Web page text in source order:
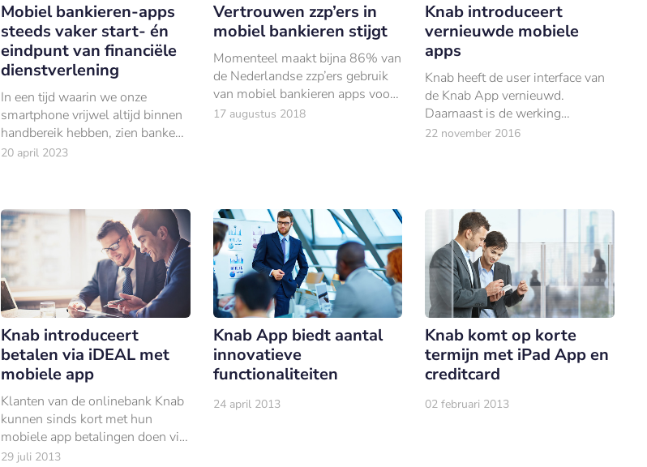
Mobiel bankieren-apps
steeds vaker start- én
eindpunt van financiële
dienstverlening
In een tijd waarin we onze
smartphone vrijwel altijd binnen
handbereik hebben, zien banken
hun mobiele apps als het start-
20 april 2023
Vertrouwen zzp’ers in
mobiel bankieren stijgt
Momenteel maakt bijna 86% van
de Nederlandse zzp’ers gebruik
van mobiel bankieren apps voor
de financiële huishouding.
17 augustus 2018
Knab introduceert
vernieuwde mobiele
apps
Knab heeft de user interface van
de Knab App vernieuwd.
Daarnaast is de werking
geoptimaliseerd en is de
22 november 2016
Knab introduceert
betalen via iDEAL met
mobiele app
Klanten van de onlinebank Knab
kunnen sinds kort met hun
mobiele app betalingen doen via
iDEAL. Knab is hiermee de eerste
29 juli 2013
Knab App biedt aantal
innovatieve
functionaliteiten
24 april 2013
Knab komt op korte
termijn met iPad App en
creditcard
02 februari 2013